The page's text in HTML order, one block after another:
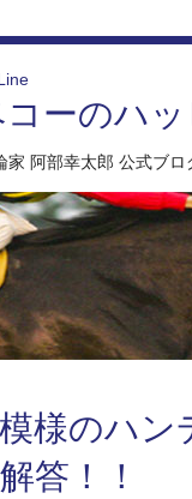
コーのハ
家 阿部幸太郎 公式ブロ
様のハン
答！！